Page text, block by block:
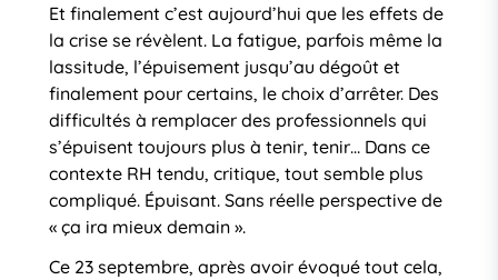
Et finalement c’est aujourd’hui que les effets de
la crise se révèlent. La fatigue, parfois même la
lassitude, l’épuisement jusqu’au dégoût et
finalement pour certains, le choix d’arrêter. Des
difficultés à remplacer des professionnels qui
s’épuisent toujours plus à tenir, tenir… Dans ce
contexte RH tendu, critique, tout semble plus
compliqué. Épuisant. Sans réelle perspective de
« ça ira mieux demain ».
Ce 23 septembre, après avoir évoqué tout cela,